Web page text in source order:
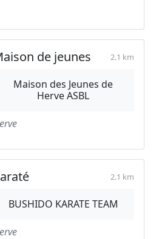
de jeunes 2.1 km
Maison des Jeunes de
Herve ASBL
2.1 km
BUSHIDO KARATE TEAM